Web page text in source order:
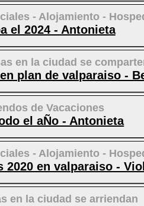
- Alojamiento -
el 2024 - Antonieta
en la ciudad se
plan de valparaiso -
de Vacaciones
el aÑo - Antonieta
- Alojamiento -
en valparaiso -
en la ciudad se arriendan